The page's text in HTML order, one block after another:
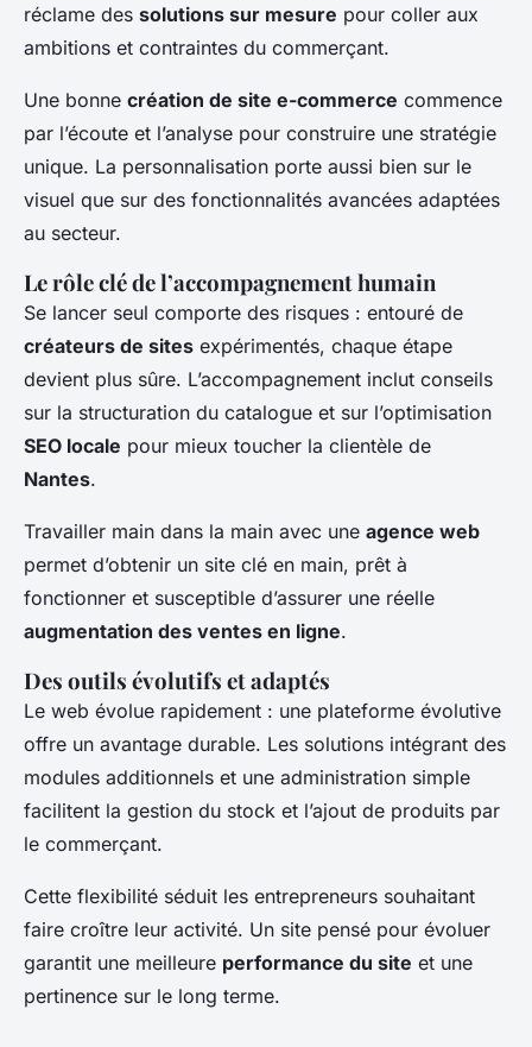
réclame des solutions sur mesure pour coller aux
ambitions et contraintes du commerçant.
Une bonne création de site e-commerce commence
par l’écoute et l’analyse pour construire une stratégie
unique. La personnalisation porte aussi bien sur le
visuel que sur des fonctionnalités avancées adaptées
au secteur.
Le rôle clé de l’accompagnement humain
Se lancer seul comporte des risques : entouré de
créateurs de sites expérimentés, chaque étape
devient plus sûre. L’accompagnement inclut conseils
sur la structuration du catalogue et sur l’optimisation
SEO locale pour mieux toucher la clientèle de
Nantes.
Travailler main dans la main avec une agence web
permet d’obtenir un site clé en main, prêt à
fonctionner et susceptible d’assurer une réelle
augmentation des ventes en ligne.
Des outils évolutifs et adaptés
Le web évolue rapidement : une plateforme évolutive
offre un avantage durable. Les solutions intégrant des
modules additionnels et une administration simple
facilitent la gestion du stock et l’ajout de produits par
le commerçant.
Cette flexibilité séduit les entrepreneurs souhaitant
faire croître leur activité. Un site pensé pour évoluer
garantit une meilleure performance du site et une
pertinence sur le long terme.